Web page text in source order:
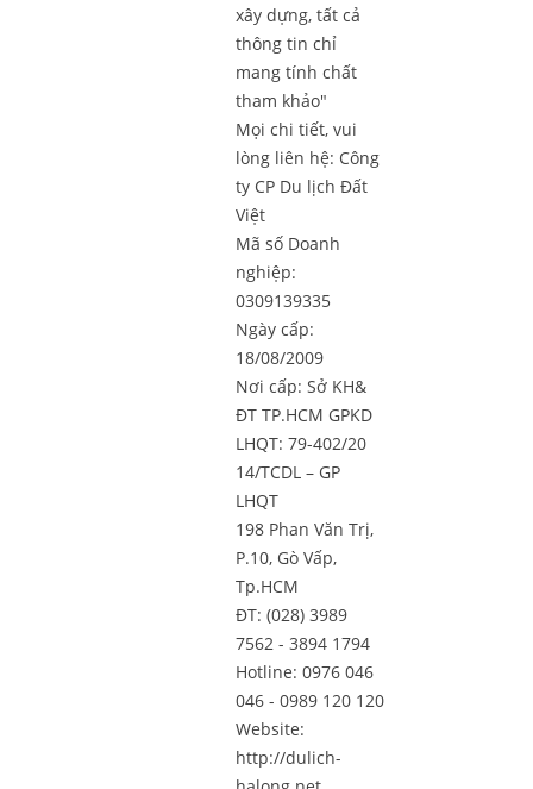
xây dựng, tất cả
thông tin chỉ
mang tính chất
tham khảo"
Mọi chi tiết, vui
lòng liên hệ: Công
ty CP Du lịch Đất
Việt
Mã số Doanh
nghiệp:
0309139335
Ngày cấp:
18/08/2009
Nơi cấp: Sở KH&
ĐT TP.HCM GPKD
LHQT: 79-402/20
14/TCDL – GP
LHQT
198 Phan Văn Trị,
P.10, Gò Vấp,
Tp.HCM
ĐT: (028) 3989
7562 - 3894 1794
Hotline: 0976 046
046 - 0989 120 120
Website:
http://dulich-